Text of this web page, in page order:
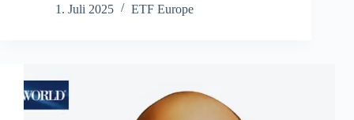
1. Juli 2025
ETF Europe